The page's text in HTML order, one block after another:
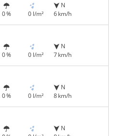
0 % 0 l/m²
N
6 km/h
0 % 0 l/m²
N
7 km/h
0 % 0 l/m²
N
8 km/h
N